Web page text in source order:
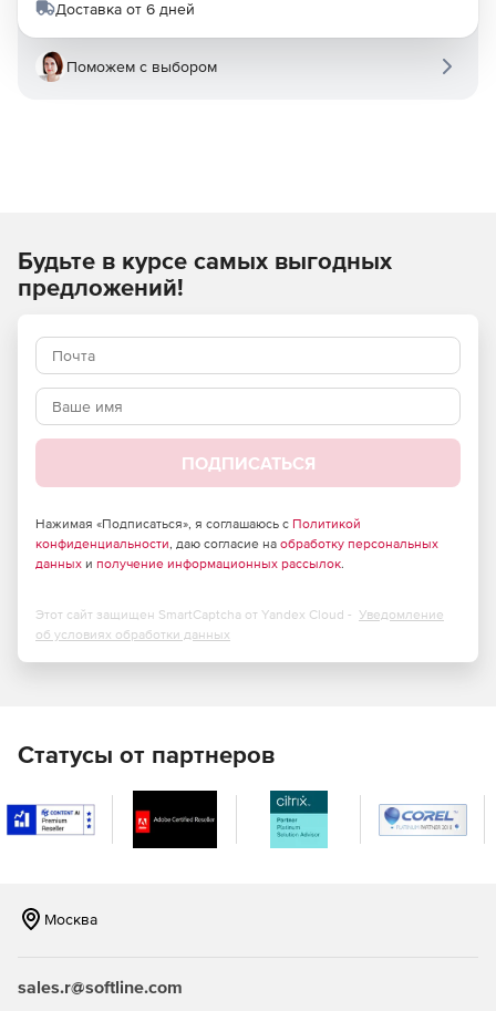
Доставка от 6 дней
Поможем с выбором
Будьте в курсе самых выгодных
предложений!
ПОДПИСАТЬСЯ
Нажимая «Подписаться», я соглашаюсь с Политикой
конфиденциальности, даю согласие на обработку персональных
данных и получение информационных рассылок.
Этот сайт защищен SmartCaptcha от Yandex Cloud - Уведомление
об условиях обработки данных
Статусы от партнеров
Москва
sales.r@softline.com